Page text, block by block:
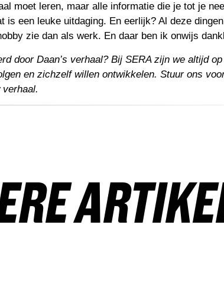
moet leren, maar alle informatie die je tot je
is een leuke uitdaging. En eerlijk? Al deze
zie dan als werk. En daar ben ik onwijs
door Daan’s verhaal? Bij SERA zijn we altijd
en zichzelf willen ontwikkelen. Stuur ons
verhaal.